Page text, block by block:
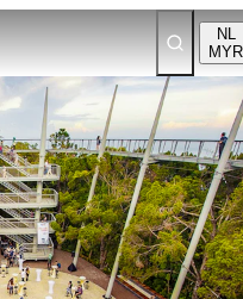
NL
MYR